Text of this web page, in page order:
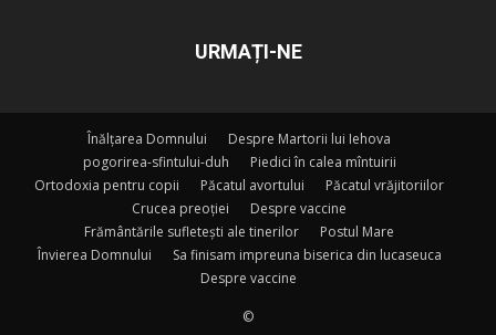
URMAȚI-NE
Înălțarea Domnului
Despre Martorii lui Iehova
pogorirea-sfintului-duh
Piedici în calea mîntuirii
Ortodoxia pentru copii
Păcatul avortului
Păcatul vrăjitoriilor
Crucea preoției
Despre vaccine
Frământările sufletești ale tinerilor
Postul Mare
Învierea Domnului
Sa finisam impreuna biserica din lucaseuca
Despre vaccine
©